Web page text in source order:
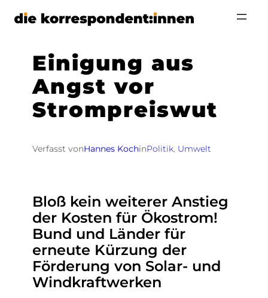
Zum
Einigung aus
Angst vor
Strompreiswut
Verfasst vonHannes KochinPolitik, Umwelt
Bloß kein weiterer Anstieg
der Kosten für Ökostrom!
Bund und Länder für
erneute Kürzung der
Förderung von Solar- und
Windkraftwerken